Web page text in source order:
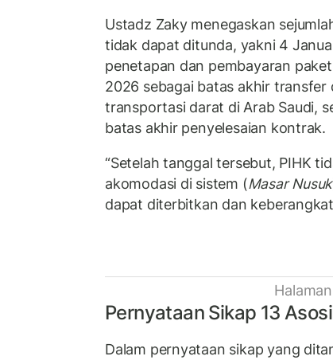
Ustadz Zaky menegaskan
tidak dapat ditunda, yakni 4
penetapan dan pembayaran
2026 sebagai batas akhir
transportasi darat di Arab Saudi,
batas akhir penyelesaian kontrak.
“Setelah tanggal tersebut, PIHK
akomodasi di sistem (Masar Nusuk
dapat diterbitkan dan
Pernyataan Sikap 13
Dalam pernyataan sikap yang